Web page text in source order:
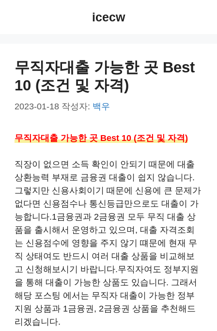
icecw
무직자대출 가능한 곳 Best
10 (조건 및 자격)
2023-01-18 작성자: 백우
무직자대출 가능한 곳 Best 10 (조건 및 자격)
직장이 없으면 소득 확인이 안되기 때문에 대출
상환능력 부재로 금융권 대출이 쉽지 않습니다.
그렇지만 신용사회이기 때문에 신용에 큰 문제가
없다면 신용점수나 통신등급만으로도 대출이 가
능합니다.1금융권과 2금융권 모두 무직 대출 상
품을 출시해서 운영하고 있으며, 대출 자격조회
는 신용점수에 영향을 주지 않기 떄문에 현재 무
직 상태여도 반드시 여러 대출 상품을 비교해보
고 신청해보시기 바랍니다.무직자여도 정부지원
을 통해 대출이 가능한 상품도 있습니다. 그래서
해당 포스팅 에서는 무직자 대출이 가능한 정부
지원 상품과 1금융권, 2금융권 상품을 추천해드
리겠습니다.